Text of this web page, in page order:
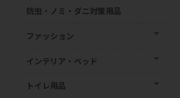
防虫・ノミ・ダニ対策用品
ファッション
インテリア・ベッド
トイレ用品